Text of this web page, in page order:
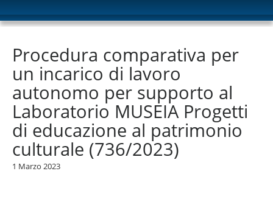
Procedura comparativa per
un incarico di lavoro
autonomo per supporto al
Laboratorio MUSEIA Progetti
di educazione al patrimonio
culturale (736/2023)
1 Marzo 2023